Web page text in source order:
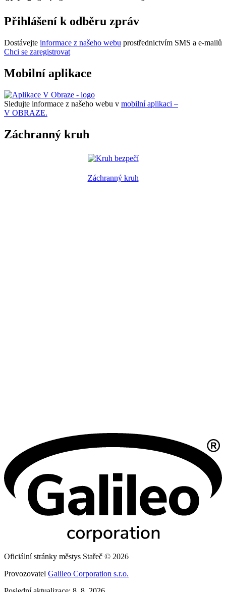
Přihlášení k odběru zpráv
Dostávejte informace z našeho webu prostřednictvím SMS a e-mailů
Chci se zaregistrovat
Mobilní aplikace
Sledujte informace z našeho webu v mobilní aplikaci –
V OBRAZE.
Záchranný kruh
Záchranný kruh
Oficiální stránky městys Stařeč © 2026
Provozovatel Galileo Corporation s.r.o.